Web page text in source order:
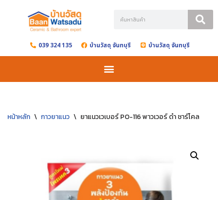
content 039 324 135 บ้านวัสดุ จันทบุรี บ้านวัสดุ จันทบุรี
หน้าหลัก \ กาวยาแนว \ ยาแนวเวเบอร์ PO-116 พาวเวอร์ ดำ ชาร์โคล